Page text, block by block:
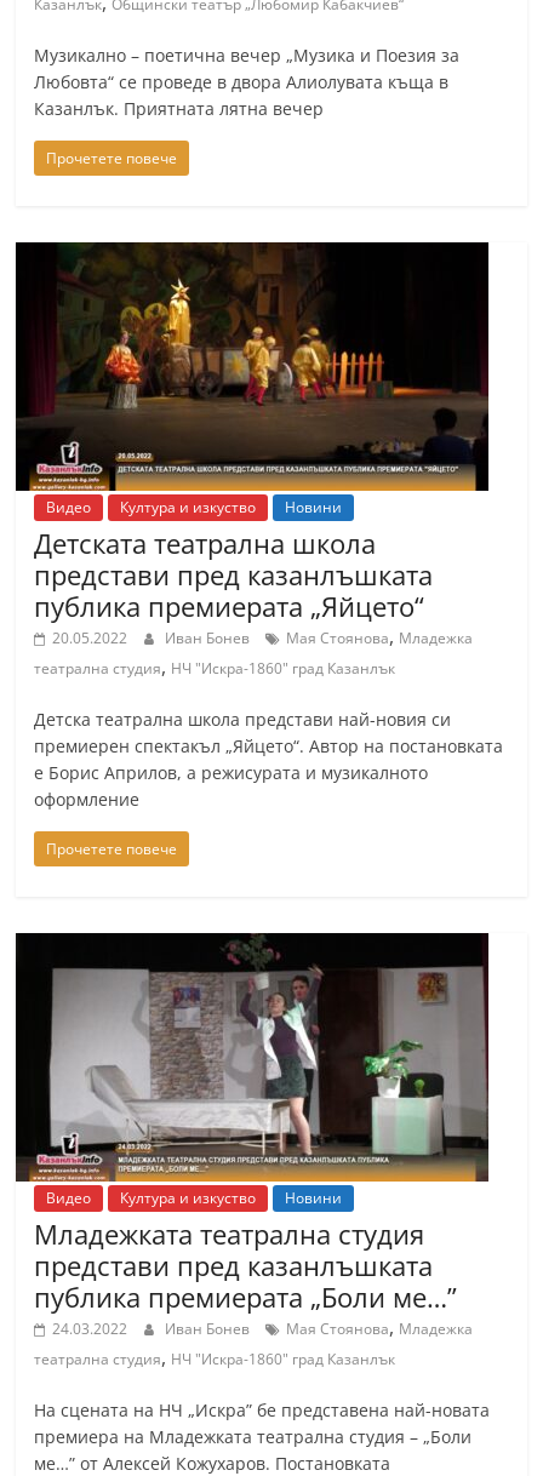
l
a
k
.
o
,
k
a
a
n
a
k
-
b
.
i
f
o
g
a
l
l
e
r
y
-
k
a
z
a
a
k
Казанлък Общински театър „Любомир Кабакчиев“
Музикално – поетична вечер „Музика и Поезия за
Любовта“ се проведе в двора Алиолувата къща в
Казанлък. Приятната лятна вечер
Прочетете повече
Видео Култура и изкуство Новини
Детската театрална школа
представи пред казанлъшката
публика премиерата „Яйцето“
20.05.2022 Иван Бонев Мая Стоянова, Младежка
театрална студия, НЧ "Искра-1860" град Казанлък
Детска театрална школа представи най-новия си
премиерен спектакъл „Яйцето“. Автор на постановката
е Борис Априлов, а режисурата и музикалното
оформление
Прочетете повече
Видео Култура и изкуство Новини
Младежката театрална студия
представи пред казанлъшката
публика премиерата „Боли ме…”
24.03.2022 Иван Бонев Мая Стоянова, Младежка
театрална студия, НЧ "Искра-1860" град Казанлък
На сцената на НЧ „Искра” бе представена най-новата
премиера на Младежката театрална студия – „Боли
ме…” от Алексей Кожухаров. Постановката